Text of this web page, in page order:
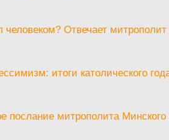
человеком? Отвечает
итоги католического
послание митрополита Минского